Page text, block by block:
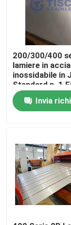
Video
Circa noi
Giro della
Controllo di
Richieda una
Bobina dello
200/300/400
lamiere in
inossidabile in
Standard n. 1
superficiale
Invia